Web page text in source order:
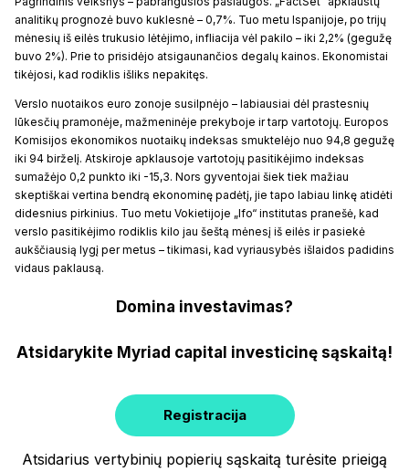
analitikų prognozė buvo kuklesnė – 0,7%. Tuo metu Ispanijoje, po trijų
mėnesių iš eilės trukusio lėtėjimo, infliacija vėl pakilo – iki 2,2% (gegužę
buvo 2%). Prie to prisidėjo atsigaunančios degalų kainos. Ekonomistai
tikėjosi, kad rodiklis išliks nepakitęs.
Verslo nuotaikos euro zonoje susilpnėjo – labiausiai dėl prastesnių
lūkesčių pramonėje, mažmeninėje prekyboje ir tarp vartotojų. Europos
Komisijos ekonomikos nuotaikų indeksas smuktelėjo nuo 94,8 gegužę
iki 94 birželį. Atskiroje apklausoje vartotojų pasitikėjimo indeksas
sumažėjo 0,2 punkto iki -15,3. Nors gyventojai šiek tiek mažiau
skeptiškai vertina bendrą ekonominę padėtį, jie tapo labiau linkę atidėti
didesnius pirkinius. Tuo metu Vokietijoje „Ifo“ institutas pranešė, kad
verslo pasitikėjimo rodiklis kilo jau šeštą mėnesį iš eilės ir pasiekė
aukščiausią lygį per metus – tikimasi, kad vyriausybės išlaidos padidins
vidaus paklausą.
Domina investavimas?
Atsidarykite Myriad capital investicinę sąskaitą!
Registracija
Atsidarius vertybinių popierių sąskaitą turėsite prieigą